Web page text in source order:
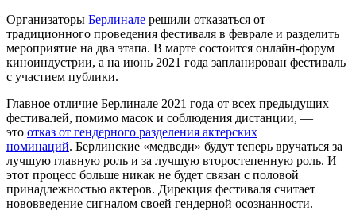
Организаторы Берлинале решили отказаться от
традиционного проведения фестиваля в феврале и разделить
мероприятие на два этапа. В марте состоится онлайн-форум
киноиндустрии, а на июнь 2021 года запланирован фестиваль
с участием публики.
Главное отличие Берлинале 2021 года от всех предыдущих
фестивалей, помимо масок и соблюдения дистанции, —
это отказ от гендерного разделения актерских
номинаций. Берлинские «медведи» будут теперь вручаться за
лучшую главную роль и за лучшую второстепенную роль. И
этот процесс больше никак не будет связан с половой
принадлежностью актеров. Дирекция фестиваля считает
нововведение сигналом своей гендерной осознанности.